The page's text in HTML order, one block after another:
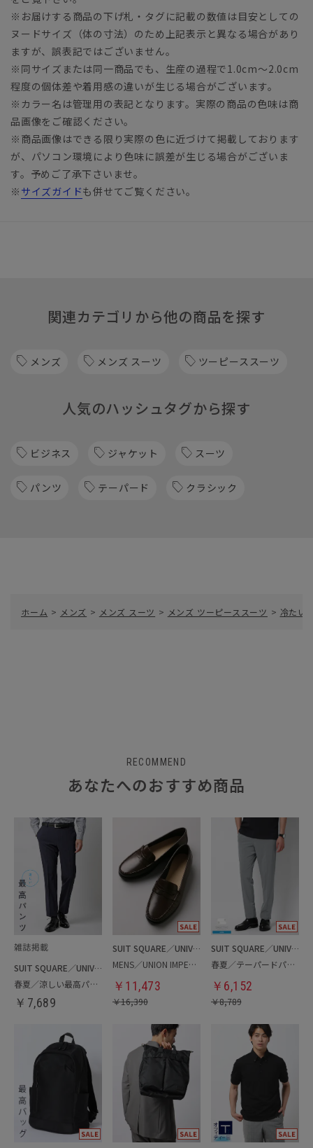
※お届けする商品の下げ札・タグに記載の数値は目安としての
ヌードサイズ（体の寸法）のため上記表示と異なる場合があり
ますが、誤表記ではございません。
※同サイズまたは同一商品でも、生産の過程で1.0cm～2.0cm
程度の個体差や着用感の違いが生じる場合がございます。
※カラー名は管理用の表記となります。実際の商品の色味は商
品画像をご確認ください。
※商品画像はできる限り実際の色に近づけて掲載しております
が、パソコン環境により色味に誤差が生じる場合がございま
す。予めご了承下さいませ。
※ サイズガイドも併せてご覧ください。
関連カテゴリから他の商品を探す
メンズ メンズ スーツ ツーピーススーツ
人気のハッシュタグから探す
ビジネス ジャケット スーツ
パンツ テーパード クラシック
ホーム > メンズ > メンズ スーツ > メンズ ツーピーススーツ > 冷たい
RECOMMEND
あなたへのおすすめ商品
SUIT SQUARE／UNIVERSAL LANGUAGE
春夏／涼しい最高パンツ
￥ 7,689
SUIT SQUARE／UNIVERSAL LANGUAGE
MENS／UNION IMPERIAL監修／コインローファー
￥ 11,473
￥16,390
SUIT SQUARE／UNIVERSAL LANGUAGE
春夏／テーパードパンツ
￥ 6,152
￥8,789